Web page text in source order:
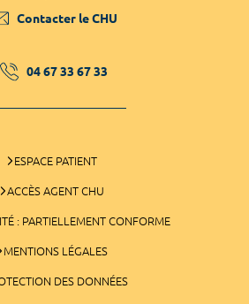
Contacter le CHU
04 67 33 67 33
ESPACE PATIENT
ACCÈS AGENT CHU
: PARTIELLEMENT CONFORME
MENTIONS LÉGALES
DES DONNÉES